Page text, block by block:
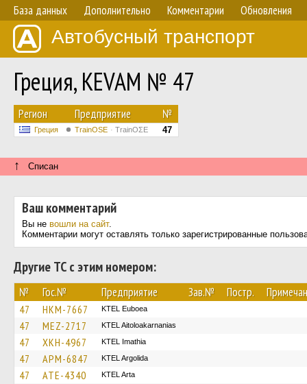
База данных Дополнительно Комментарии Обновления
Автобусный транспорт
Греция, KEVAM № 47
Регион Предприятие №
Греция TrainΟSE TrainΟΣΕ 47
↑ Списан
Ваш комментарий
Вы не вошли на сайт.
Комментарии могут оставлять только зарегистрированные
Другие ТС с этим номером:
№ Гос.№ Предприятие Зав.№ Постр.
47 HKM-7667 ΚΤΕL Euboea
47 MEZ-2717 KTEL Aitoloakarnanias
47 XKH-4967 KTEL Imathia
47 APM-6847 KTEL Argolida
47 ATE-4340 KTEL Arta